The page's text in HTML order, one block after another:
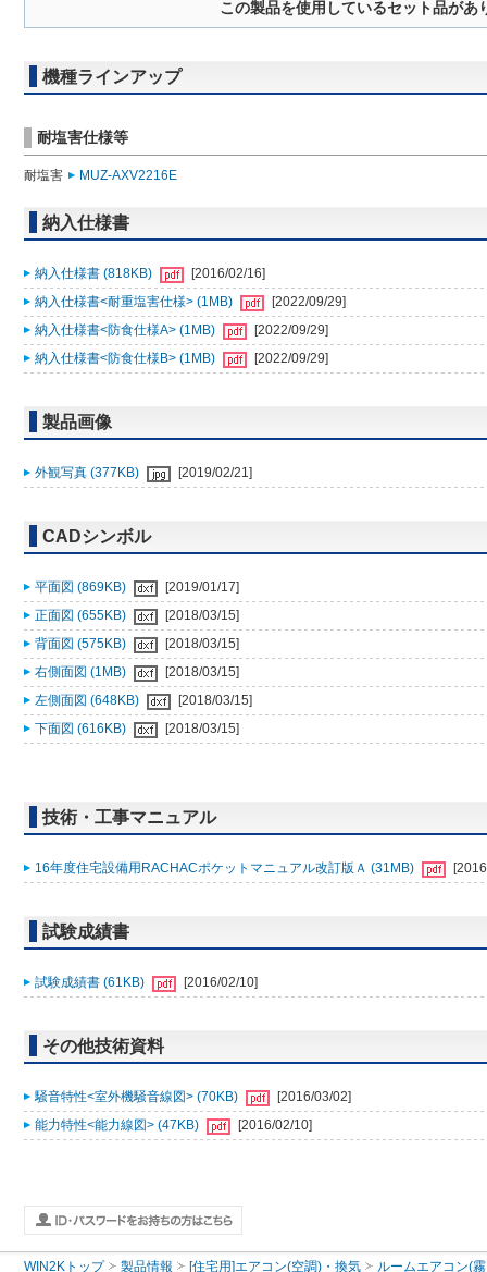
この製品を使用しているセット品があ
機種ラインアップ
耐塩害仕様等
耐塩害 MUZ-AXV2216E
納入仕様書
納入仕様書 (818KB)
[2016/02/16]
納入仕様書<耐重塩害仕様> (1MB)
[2022/09/29]
納入仕様書<防食仕様A> (1MB)
[2022/09/29]
納入仕様書<防食仕様B> (1MB)
[2022/09/29]
製品画像
外観写真 (377KB) [2019/02/21]
CADシンボル
平面図 (869KB)
[2019/01/17]
正面図 (655KB)
[2018/03/15]
背面図 (575KB)
[2018/03/15]
右側面図 (1MB)
[2018/03/15]
左側面図 (648KB)
[2018/03/15]
下面図 (616KB)
[2018/03/15]
技術・工事マニュアル
16年度住宅設備用RACHACポケットマニュアル改訂版Ａ (31MB)
試験成績書
試験成績書 (61KB) [2016/02/10]
その他技術資料
騒音特性<室外機騒音線図> (70KB)
[2016/03/02]
能力特性<能力線図> (47KB)
[2016/02/10]
WIN2Kトップ 製品情報 [住宅用]エアコン(空調)・換気 ルームエアコン(